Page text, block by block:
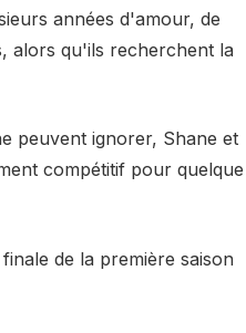
années d'amour, de
alors qu'ils recherchent la
peuvent ignorer, Shane et
compétitif pour quelque
de la première saison